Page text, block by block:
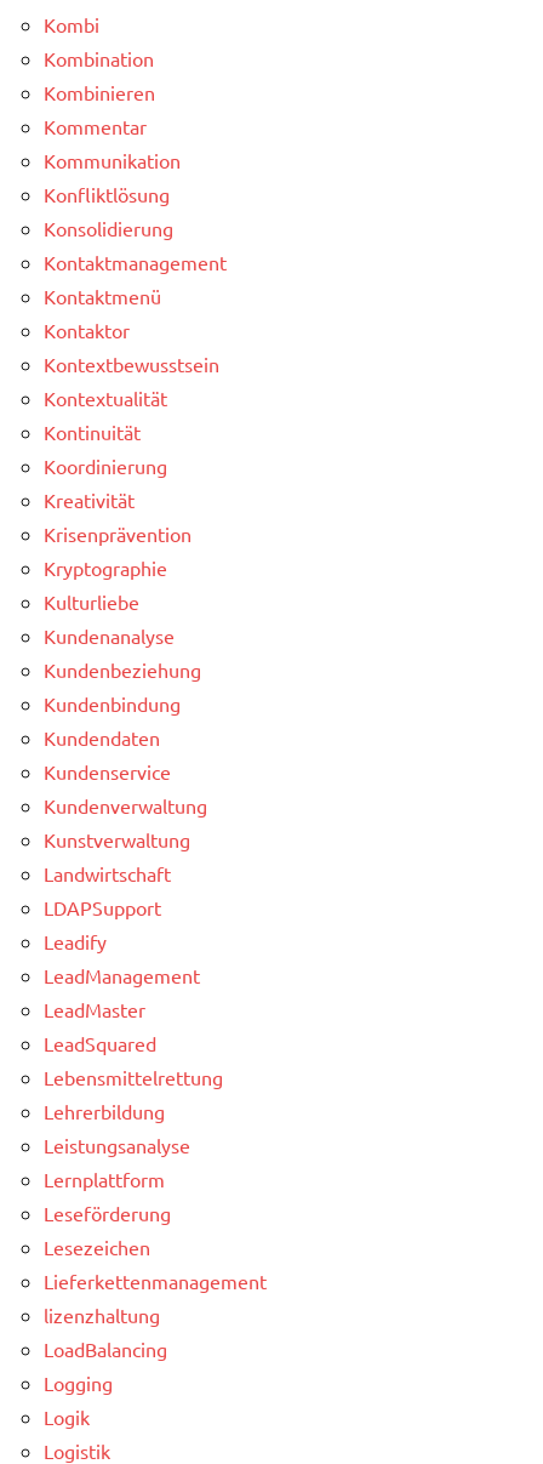
Kombi
Kombination
Kombinieren
Kommentar
Kommunikation
Konfliktlösung
Konsolidierung
Kontaktmanagement
Kontaktmenü
Kontaktor
Kontextbewusstsein
Kontextualität
Kontinuität
Koordinierung
Kreativität
Krisenprävention
Kryptographie
Kulturliebe
Kundenanalyse
Kundenbeziehung
Kundenbindung
Kundendaten
Kundenservice
Kundenverwaltung
Kunstverwaltung
Landwirtschaft
LDAPSupport
Leadify
LeadManagement
LeadMaster
LeadSquared
Lebensmittelrettung
Lehrerbildung
Leistungsanalyse
Lernplattform
Leseförderung
Lesezeichen
Lieferkettenmanagement
lizenzhaltung
LoadBalancing
Logging
Logik
Logistik